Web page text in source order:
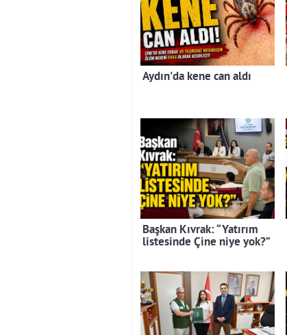
Aydın'da kene can aldı
Başkan Kıvrak: “Yatırım
listesinde Çine niye yok?”